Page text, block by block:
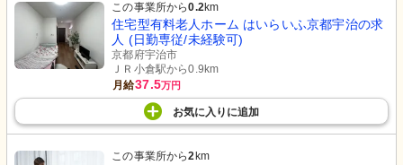
この事業所から0.2km
住宅型有料老人ホーム はいらいふ京都宇治の求
人 (日勤専従/未経験可)
京都府宇治市
ＪＲ小倉駅から0.9km
月給37.5万円
お気に入り に追加
この事業所から2 km